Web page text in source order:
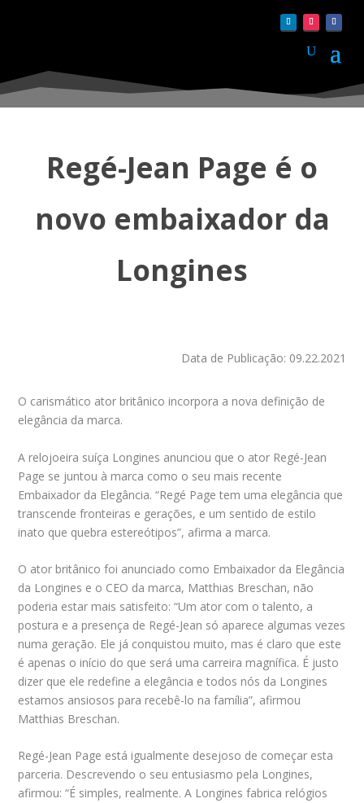
Regé-Jean Page é o
novo embaixador da
Longines
Data de Publicação: 09.22.2021
O carismático ator britânico incorpora a nova definição de
elegância da marca.
A relojoeira suíça Longines anunciou que o ator Regé-Jean
Page se juntou à marca como o seu mais recente
Embaixador da Elegância. “Regé Page tem uma elegância que
transcende fronteiras e gerações, e um sentido de estilo
inato que quebra estereótipos”, afirma a marca.
O ator britânico foi anunciado como Embaixador da Elegância
da Longines e o CEO da marca, Matthias Breschan, não
poderia estar mais satisfeito: “Um ator com o talento, a
postura e a presença de Regé-Jean só aparece algumas vezes
numa geração. Ele já conquistou muito, mas é claro que este
é apenas o início do que será uma carreira magnífica. É justo
dizer que ele redefine a elegância e todos nós da Longines
estamos ansiosos para recebê-lo na família”, afirmou
Matthias Breschan.
Regé-Jean Page está igualmente desejoso de começar esta
parceria. Descrevendo o seu entusiasmo pela Longines,
afirmou: “É simples, realmente. A Longines fabrica relógios